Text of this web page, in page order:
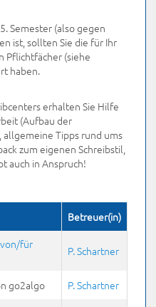
Semester (also gegen
ist, sollten Sie die für Ihr
Pflichtfächer (siehe
haben.
erhalten Sie Hilfe
(Aufbau der
allgemeine Tipps rund ums
zum eigenen Schreibstil,
auch in Anspruch!
Betreuer(in)
für
P. Schartner
go2algo
P. Schartner